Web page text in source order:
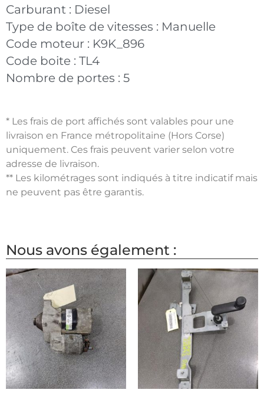
Carburant : Diesel
Type de boîte de vitesses : Manuelle
Code moteur : K9K_896
Code boite : TL4
Nombre de portes : 5
* Les frais de port affichés sont valables pour une
livraison en France métropolitaine (Hors Corse)
uniquement. Ces frais peuvent varier selon votre
adresse de livraison.
** Les kilométrages sont indiqués à titre indicatif mais
ne peuvent pas être garantis.
Nous avons également :